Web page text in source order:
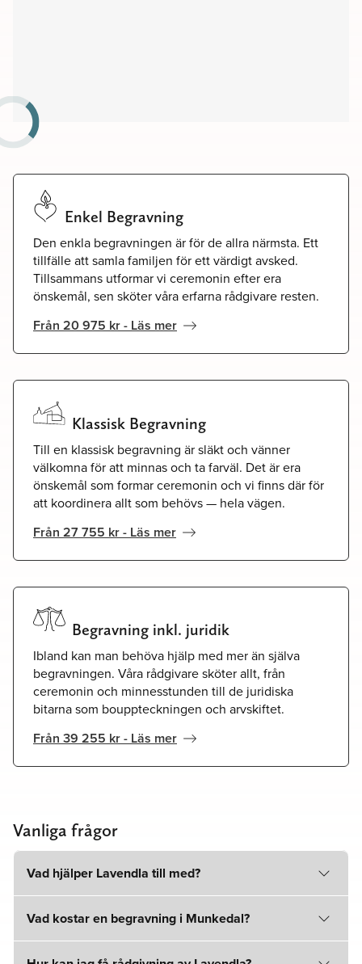
Enkel Begravning
Den enkla begravningen är för de allra närmsta. Ett
tillfälle att samla familjen för ett värdigt avsked.
Tillsammans utformar vi ceremonin efter era
önskemål, sen sköter våra erfarna rådgivare resten.
Från 20 975 kr - Läs mer
Klassisk Begravning
Till en klassisk begravning är släkt och vänner
välkomna för att minnas och ta farväl. Det är era
önskemål som formar ceremonin och vi finns där för
att koordinera allt som behövs — hela vägen.
Från 27 755 kr - Läs mer
Begravning inkl. juridik
Ibland kan man behöva hjälp med mer än själva
begravningen. Våra rådgivare sköter allt, från
ceremonin och minnesstunden till de juridiska
bitarna som bouppteckningen och arvskiftet.
Från 39 255 kr - Läs mer
Vanliga frågor
Vad hjälper Lavendla till med?
Vad kostar en begravning i Munkedal?